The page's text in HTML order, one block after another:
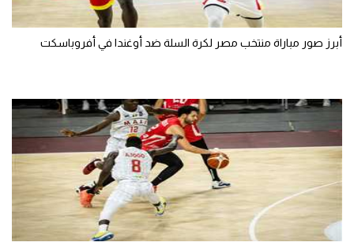
أبرز صور مباراة منتخب مصر لكرة السلة ضد أوغندا في أفروباسكت